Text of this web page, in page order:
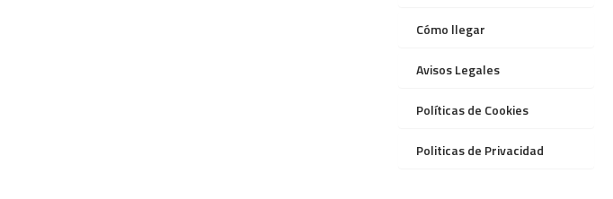
Cómo llegar
Avisos Legales
Políticas de Cookies
Politicas de Privacidad